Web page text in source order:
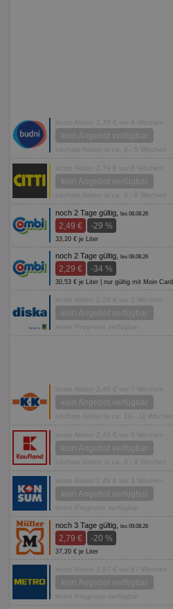
letzte Aktion 2,79 € vor 4 Wochen
kein Angebot verfügbar
nächste Aktion in ca. 4 - 5 Wochen
letzte Aktion 2,79 € vor 8 Wochen
kein Angebot verfügbar
nächste Aktion in ca. 5 - 6 Wochen
noch 2 Tage gültig, bis 08.08.26
2,49 € -29 %
33,20 € je Liter
noch 2 Tage gültig, bis 08.08.26
2,29 € -34 %
30,53 € je Liter | nur gültig mit Moin Card
letzte Aktion 2,29 € vor 3 Wochen
kein Angebot verfügbar
keine Prognose verfügbar
letzte Aktion 2,49 € vor 7 Wochen
kein Angebot verfügbar
nächste Aktion in ca. 10 - 11 Wochen
letzte Aktion 2,49 € vor 5 Wochen
kein Angebot verfügbar
nächste Aktion in ca. 8 - 9 Wochen
letzte Aktion 2,49 € vor 3 Wochen
kein Angebot verfügbar
keine Prognose verfügbar
noch 3 Tage gültig, bis 09.08.26
2,79 € -20 %
37,20 € je Liter
letzte Aktion 2,97 € vor 67 Wochen
kein Angebot verfügbar
keine Prognose verfügbar